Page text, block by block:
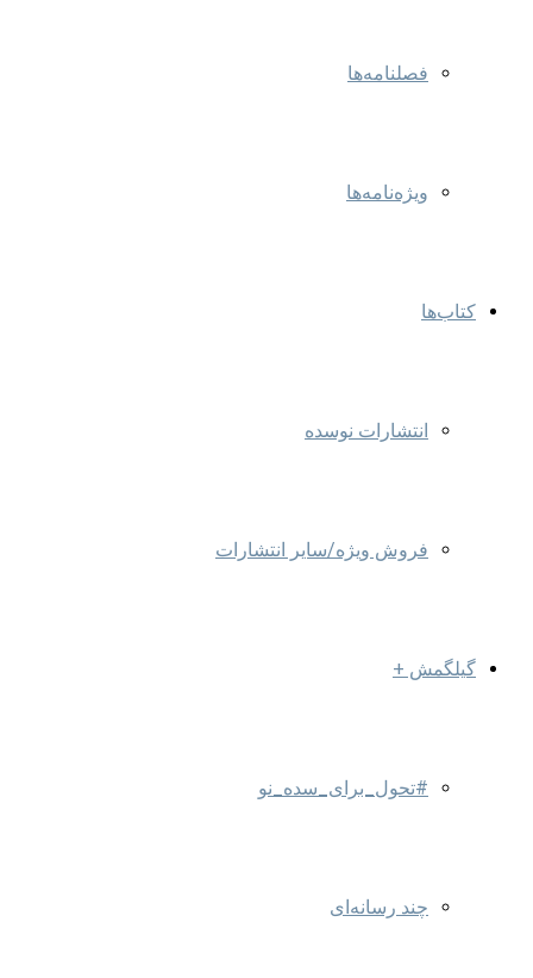
فصلنامه‌ها
ویژه‌نامه‌ها
کتاب‌ها
انتشارات نوسده
فروش ویژه/سایر انتشارات
گیلگمش +
#تحول_برای_سده_نو
چند رسانه‌ای